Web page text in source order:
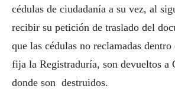
cédulas de ciudadanía a su vez, al
recibir su petición de traslado del
que las cédulas no reclamadas
fija la Registraduría, son devueltos a
donde son destruidos.